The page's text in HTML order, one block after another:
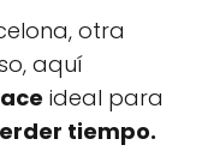
otra
aquí
ideal para
tiempo.